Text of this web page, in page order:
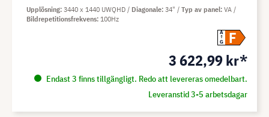
A
G
F
3 622,99 kr*
Endast 3 finns tillgängligt. Redo att levereras omedelbart.
Leveranstid 3-5 arbetsdagar
Upplösning 3440 x 1440 UWQHD Diagonale 34" Typ av panel VA
Bildrepetitionsfrekvens 100Hz